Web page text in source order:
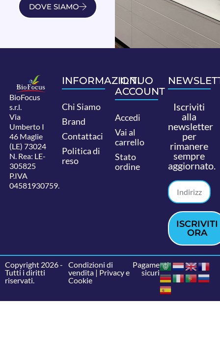
DOVE SIAMO
BioFocus
s.r.l.
Via
Umberto I
46 Maglie
(LE) 73024
N. Rea: LE-
305825
P.IVA
04581930759.
INFORMAZIONI
Chi Siamo
Brand
Contattaci
Politica di
reso
IL TUO
ACCOUNT
Accedi
Vai al
carrello
Stato
ordine
Iscriviti
alla
newsletter
per
rimanere
sempre
aggiornato.
ISCRIVITI
ORA
Copyright 2026 -
Tutti i diritti
riservati.
Condizioni di
vendita| Privacy e
Cookie
Pagamenti
sicuri